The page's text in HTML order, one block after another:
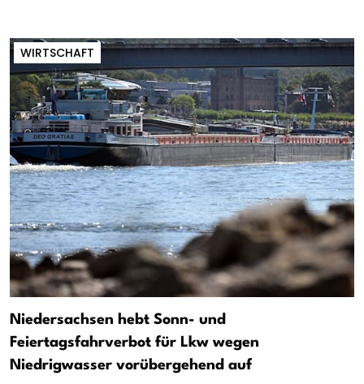
WIRTSCHAFT
Niedersachsen hebt Sonn- und
Feiertagsfahrverbot für Lkw wegen
Niedrigwasser vorübergehend auf